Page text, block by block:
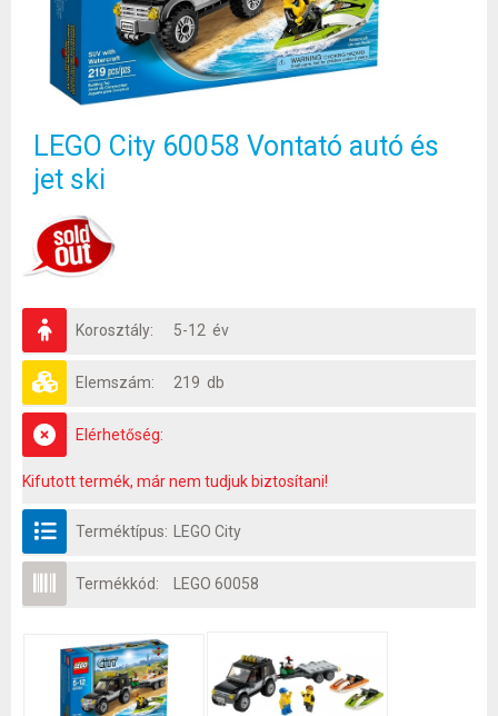
LEGO City 60058 Vontató autó és
jet ski
Korosztály: 5-12 év
Elemszám: 219 db
Elérhetőség:
Kifutott termék, már nem tudjuk biztosítani!
Terméktípus: LEGO City
Termékkód: LEGO 60058